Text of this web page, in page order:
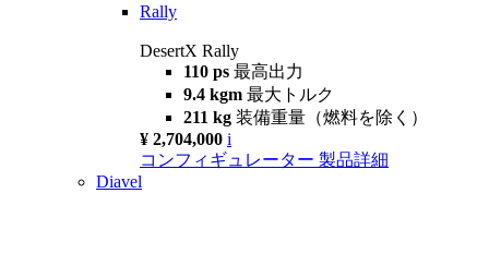
Rally
DesertX Rally
110 ps 最高出力
9.4 kgm 最大トルク
211 kg 装備重量（燃料を除く）
¥ 2,704,000 i
コンフィギュレーター 製品詳細
Diavel